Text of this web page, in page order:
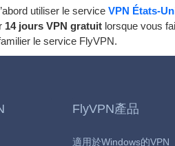
utiliser le service VPN États-
14 jours VPN gratuitlorsque vous
le service FlyVPN.
FlyVPN產品
適用於Windows的VPN